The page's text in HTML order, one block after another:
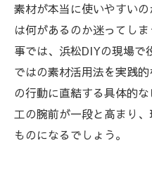
素材が本当に使いやすい
は何があるのか迷ってし
事では、浜松DIYの現場で
ではの素材活用法を実践
の行動に直結する具体的
工の腕前が一段と高まり
ものになるでしょう。